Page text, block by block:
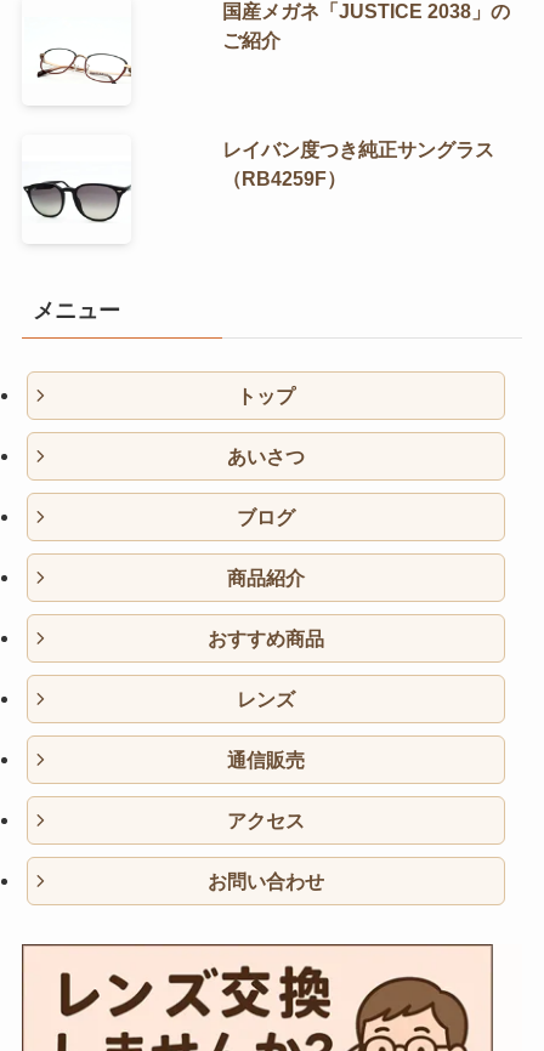
国産メガネ「JUSTICE 2038」の
ご紹介
レイバン度つき純正サングラス
（RB4259F）
メニュー
トップ
あいさつ
ブログ
商品紹介
おすすめ商品
レンズ
通信販売
アクセス
お問い合わせ